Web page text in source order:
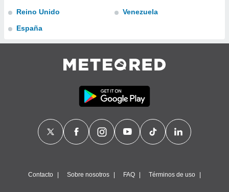
nuestra
cookies
Reino Unido
España
Venezuela
Contacto Sobre nosotros FAQ Términos de uso